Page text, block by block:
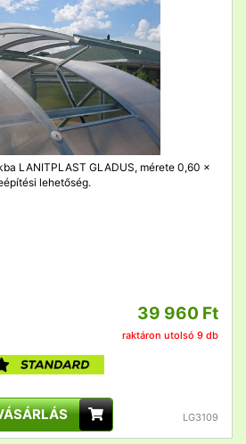
LANITPLAST GLADUS, mérete 0,60 x
lehetőség.
39 960 Ft
raktáron utolsó 9 db
LG3109